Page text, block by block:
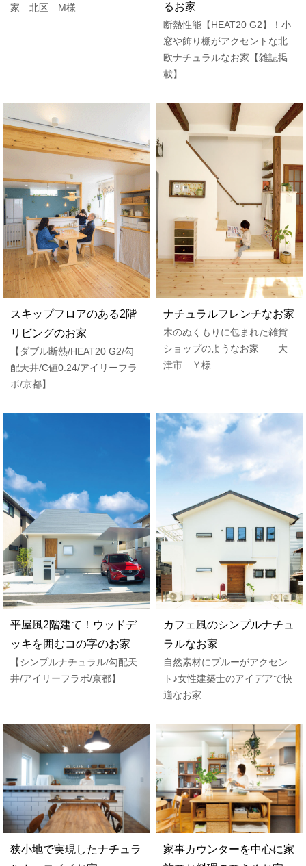
家 北区 M様
るお家
断熱性能【HEAT20 G2】！小
窓や飾り棚がアクセントな北
欧ナチュラルなお家【雑誌掲
載】
スキップフロアのある2階
リビングのお家
【ダブル断熱/HEAT20 G2/勾
配天井/C値0.24/アイリーフラ
ボ/京都】
ナチュラルフレンチなお家
木のぬくもりに包まれた雑貨
ショップのようなお家 大
津市 Ｙ様
平屋風2階建て！ウッドデ
ッキを囲むコの字のお家
【シンプルナチュラル/勾配天
井/アイリーフラボ/京都】
カフェ風のシンプルナチュ
ラルなお家
自然素材にブルーがアクセン
ト♪女性建築士のアイデアで快
適なお家
狭小地で実現したナチュラ
家事カウンターを中心に家